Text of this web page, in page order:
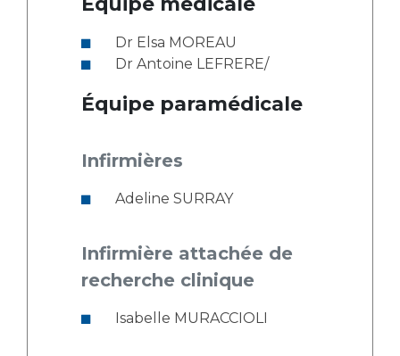
Dr Elsa MOREAU
Dr Antoine LEFRERE/
Équipe paramédicale
Infirmières
Adeline SURRAY
Infirmière attachée de
recherche clinique
Isabelle MURACCIOLI